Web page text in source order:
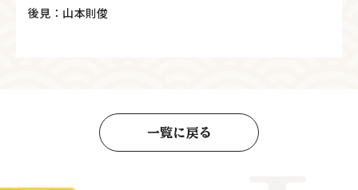
後見：山本則俊
一覧に戻る